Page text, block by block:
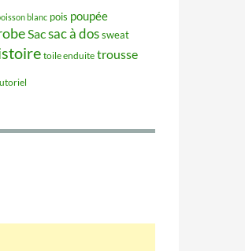
blanc pois poupée
Sacsac à dossweat
toile enduite trousse